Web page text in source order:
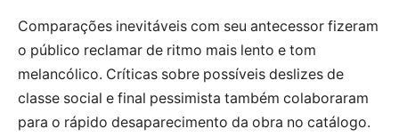
Comparações inevitáveis com seu antecessor fizeram
o público reclamar de ritmo mais lento e tom
melancólico. Críticas sobre possíveis deslizes de
classe social e final pessimista também colaboraram
para o rápido desaparecimento da obra no catálogo.